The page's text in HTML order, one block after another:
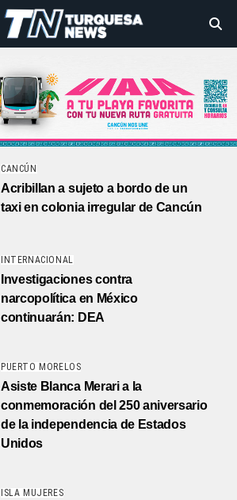
CANCÚN
Acribillan a sujeto a bordo de un
taxi en colonia irregular de Cancún
INTERNACIONAL
Investigaciones contra
narcopolítica en México
continuarán: DEA
PUERTO MORELOS
Asiste Blanca Merari a la
conmemoración del 250 aniversario
de la independencia de Estados
Unidos
ISLA MUJERES